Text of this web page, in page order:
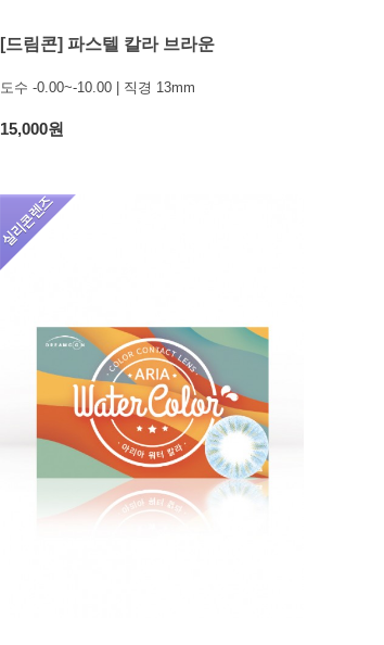
[드림콘] 파스텔 칼라 브라운
도수 -0.00~-10.00 | 직경 13mm
15,000원